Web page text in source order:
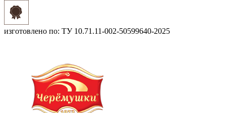
изготовлено по: ТУ 10.71.11-002-50599640-2025